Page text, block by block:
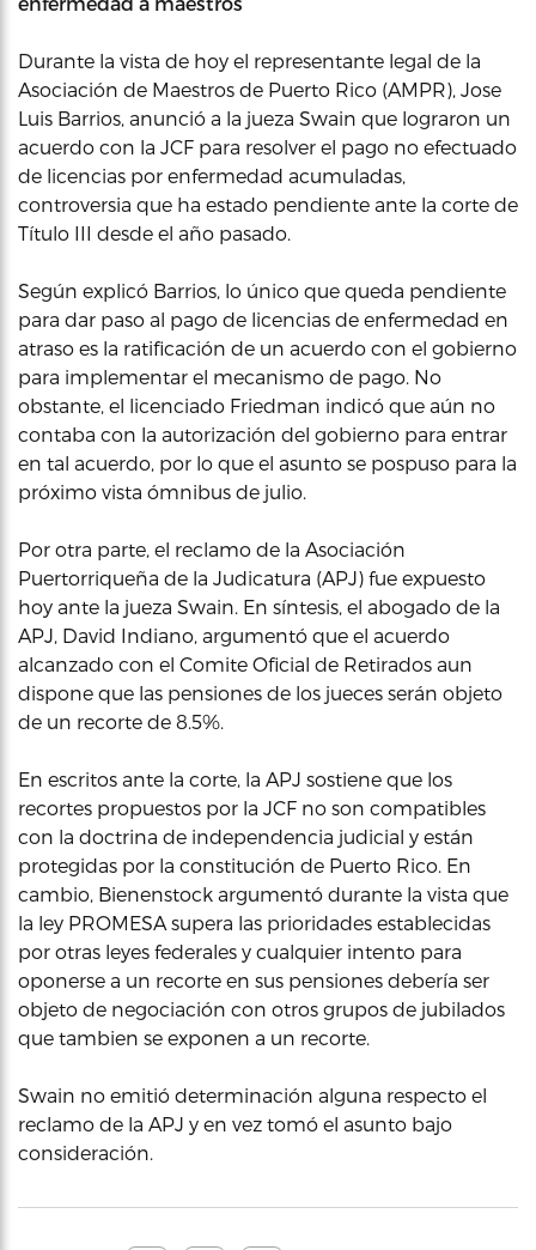
Durante la vista de hoy el representante legal de la
Asociación de Maestros de Puerto Rico (AMPR), Jose
Luis Barrios, anunció a la jueza Swain que lograron un
acuerdo con la JCF para resolver el pago no efectuado
de licencias por enfermedad acumuladas,
controversia que ha estado pendiente ante la corte de
Título III desde el año pasado.
Según explicó Barrios, lo único que queda pendiente
para dar paso al pago de licencias de enfermedad en
atraso es la ratificación de un acuerdo con el gobierno
para implementar el mecanismo de pago. No
obstante, el licenciado Friedman indicó que aún no
contaba con la autorización del gobierno para entrar
en tal acuerdo, por lo que el asunto se pospuso para la
próximo vista ómnibus de julio.
Por otra parte, el reclamo de la Asociación
Puertorriqueña de la Judicatura (APJ) fue expuesto
hoy ante la jueza Swain. En síntesis, el abogado de la
APJ, David Indiano, argumentó que el acuerdo
alcanzado con el Comite Oficial de Retirados aun
dispone que las pensiones de los jueces serán objeto
de un recorte de 8.5%.
En escritos ante la corte, la APJ sostiene que los
recortes propuestos por la JCF no son compatibles
con la doctrina de independencia judicial y están
protegidas por la constitución de Puerto Rico. En
cambio, Bienenstock argumentó durante la vista que
la ley PROMESA supera las prioridades establecidas
por otras leyes federales y cualquier intento para
oponerse a un recorte en sus pensiones debería ser
objeto de negociación con otros grupos de jubilados
que tambien se exponen a un recorte.
Swain no emitió determinación alguna respecto el
reclamo de la APJ y en vez tomó el asunto bajo
consideración.